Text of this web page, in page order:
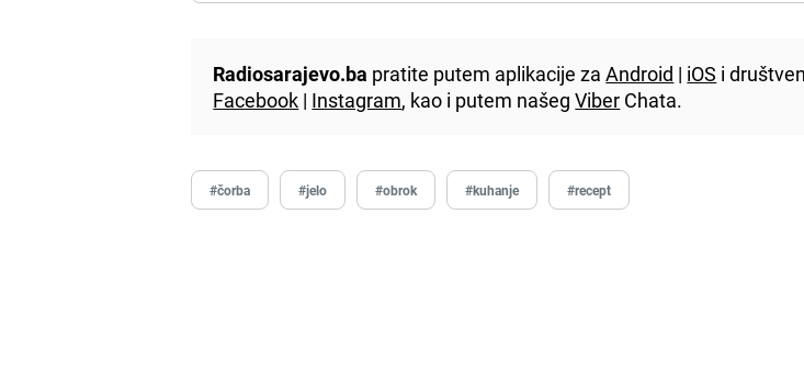
Radiosarajevo.ba pratite putem aplikacije zaAndroid | iOS i
Facebook | Instagram, kao i putem našegViber Chata.
#čorba #jelo #obrok #kuhanje #recept